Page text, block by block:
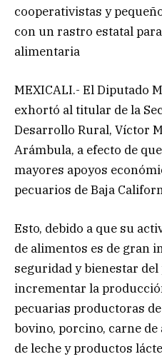
cooperativistas y
con un rastro estatal
alimentaria
MEXICALI.- El Diputado
exhortó al titular de la
Desarrollo Rural, Víctor
Arámbula, a efecto de
mayores apoyos
pecuarios de Baja
Esto, debido a que su
de alimentos es de gran
seguridad y bienestar del
incrementar la
pecuarias productoras
bovino, porcino, carne
de leche y productos